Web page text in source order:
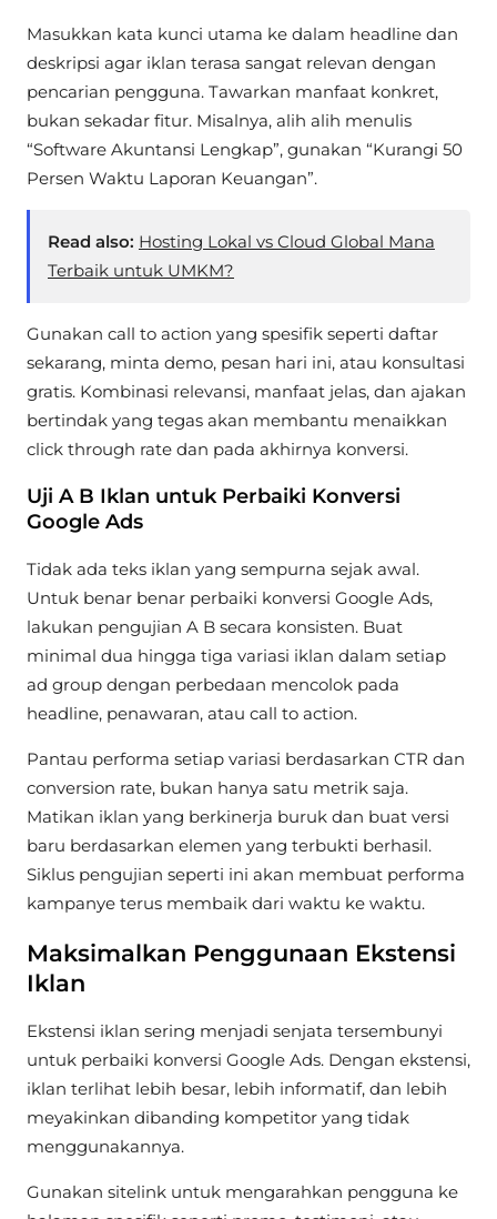
Masukkan kata kunci utama ke dalam headline dan
deskripsi agar iklan terasa sangat relevan dengan
pencarian pengguna. Tawarkan manfaat konkret,
bukan sekadar fitur. Misalnya, alih alih menulis
“Software Akuntansi Lengkap”, gunakan “Kurangi 50
Persen Waktu Laporan Keuangan”.
Read also: Hosting Lokal vs Cloud Global Mana
Terbaik untuk UMKM?
Gunakan call to action yang spesifik seperti daftar
sekarang, minta demo, pesan hari ini, atau konsultasi
gratis. Kombinasi relevansi, manfaat jelas, dan ajakan
bertindak yang tegas akan membantu menaikkan
click through rate dan pada akhirnya konversi.
Uji A B Iklan untuk Perbaiki Konversi
Google Ads
Tidak ada teks iklan yang sempurna sejak awal.
Untuk benar benar perbaiki konversi Google Ads,
lakukan pengujian A B secara konsisten. Buat
minimal dua hingga tiga variasi iklan dalam setiap
ad group dengan perbedaan mencolok pada
headline, penawaran, atau call to action.
Pantau performa setiap variasi berdasarkan CTR dan
conversion rate, bukan hanya satu metrik saja.
Matikan iklan yang berkinerja buruk dan buat versi
baru berdasarkan elemen yang terbukti berhasil.
Siklus pengujian seperti ini akan membuat performa
kampanye terus membaik dari waktu ke waktu.
Maksimalkan Penggunaan Ekstensi
Iklan
Ekstensi iklan sering menjadi senjata tersembunyi
untuk perbaiki konversi Google Ads. Dengan ekstensi,
iklan terlihat lebih besar, lebih informatif, dan lebih
meyakinkan dibanding kompetitor yang tidak
menggunakannya.
Gunakan sitelink untuk mengarahkan pengguna ke